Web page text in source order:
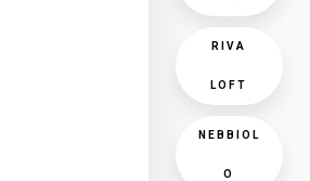
RIVA
LOFT
NEBBIOL
O